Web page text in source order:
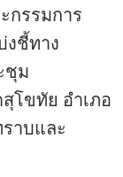
กรรมการ
งชี้ทาง
ชุม
โขทัย อำเภอ
าบและ